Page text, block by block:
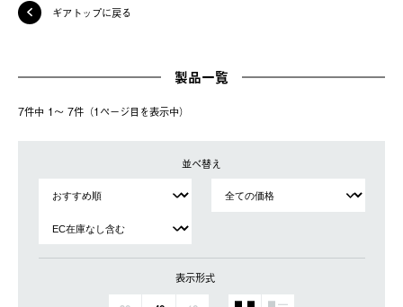
ギアトップに戻る
製品一覧
7件中 1〜 7件（1ページ⽬を表⽰中）
並べ替え
表示形式